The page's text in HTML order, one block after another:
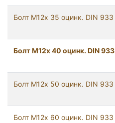
Болт М12х 35 оцинк. DIN 933
Болт М12х 40 оцинк. DIN 933
Болт М12х 50 оцинк. DIN 933
Болт М12х 60 оцинк. DIN 933